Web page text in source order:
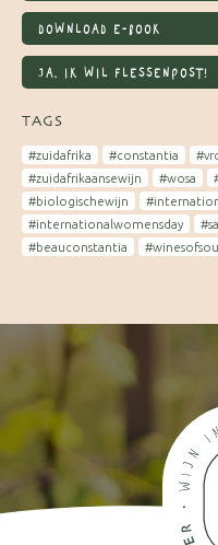
DOWNLOAD E-BOOK
JA, IK WIL FLESSENPOST!
TAGS
#zuidafrika #constantia
#zuidafrikaansewijn
#wosa
#biologischewijn
#internationalwomensday
#beauconstantia